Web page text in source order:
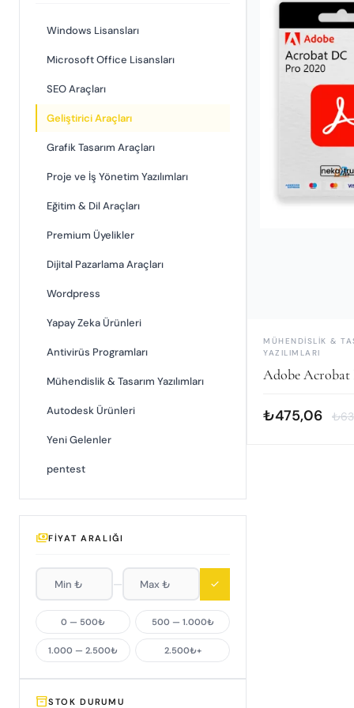
Windows Lisansları
Microsoft Office Lisansları
SEO Araçları
Geliştirici Araçları
Grafik Tasarım Araçları
Proje ve İş Yönetim Yazılımları
Eğitim & Dil Araçları
Premium Üyelikler
Dijital Pazarlama Araçları
Wordpress
Yapay Zeka Ürünleri
Antivirüs Programları
Mühendislik & Tasarım Yazılımları
Autodesk Ürünleri
Yeni Gelenler
pentest
paymentsFIYAT ARALIĞI
— check
0 — 500₺ 500 — 1.000₺
1.000 — 2.500₺ 2.500₺+
inventory_2STOK DURUMU
MÜHENDISLIK &
YAZILIMLARI
Adobe Acrobat
₺475,06